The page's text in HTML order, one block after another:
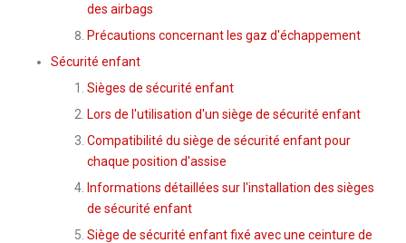
des airbags
Précautions concernant les gaz d'échappement
Sécurité enfant
Sièges de sécurité enfant
Lors de l'utilisation d'un siège de sécurité enfant
Compatibilité du siège de sécurité enfant pour
chaque position d'assise
Informations détaillées sur l'installation des sièges
de sécurité enfant
Siège de sécurité enfant fixé avec une ceinture de